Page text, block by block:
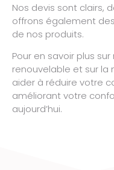
Nos devis sont clairs,
offrons également
de nos produits.
Pour en savoir plus
renouvelable et sur la
aider à réduire votre
améliorant votre
aujourd’hui.